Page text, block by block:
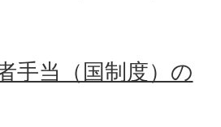
手当（国制度）の